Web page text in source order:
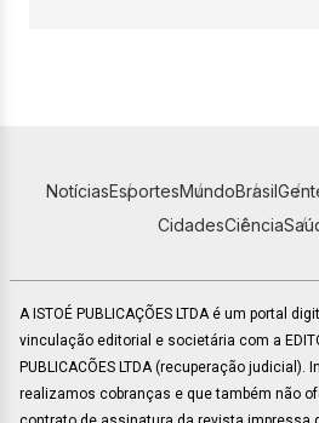
NotíciasEsportesMundoBrasil
CidadesCiência
A ISTOÉ PUBLICAÇÕES LTDA é um portal
vinculação editorial e societária com a
PUBLICACÕES LTDA (recuperação
realizamos cobranças e que também não